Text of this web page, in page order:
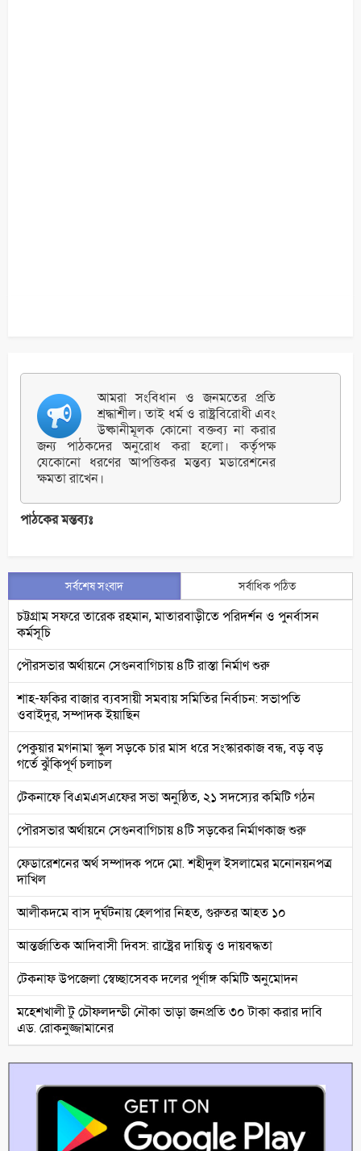
আমরা সংবিধান ও জনমতের প্রতি
শ্রদ্ধাশীল। তাই ধর্ম ও রাষ্ট্রবিরোধী এবং
উষ্কানীমূলক কোনো বক্তব্য না করার
জন্য পাঠকদের অনুরোধ করা হলো। কর্তৃপক্ষ
যেকোনো ধরণের আপত্তিকর মন্তব্য মডারেশনের
ক্ষমতা রাখেন।
পাঠকের মন্তব্যঃ
সর্বশেষ সংবাদ সর্বাধিক পঠিত
চট্টগ্রাম সফরে তারেক রহমান, মাতারবাড়ীতে পরিদর্শন ও পুনর্বাসন
কর্মসূচি
পৌরসভার অর্থায়নে সেগুনবাগিচায় ৪টি রাস্তা নির্মাণ শুরু
শাহ-ফকির বাজার ব্যবসায়ী সমবায় সমিতির নির্বাচন: সভাপতি
ওবাইদুর, সম্পাদক ইয়াছিন
পেকুয়ার মগনামা স্কুল সড়কে চার মাস ধরে সংস্কারকাজ বন্ধ, বড় বড়
গর্তে ঝুঁকিপূর্ণ চলাচল
টেকনাফে বিএমএসএফের সভা অনুষ্ঠিত, ২১ সদস্যের কমিটি গঠন
পৌরসভার অর্থায়নে সেগুনবাগিচায় ৪টি সড়কের নির্মাণকাজ শুরু
ফেডারেশনের অর্থ সম্পাদক পদে মো. শহীদুল ইসলামের মনোনয়নপত্র
দাখিল
আলীকদমে বাস দুর্ঘটনায় হেলপার নিহত, গুরুতর আহত ১০
আন্তর্জাতিক আদিবাসী দিবস: রাষ্ট্রের দায়িত্ব ও দায়বদ্ধতা
টেকনাফ উপজেলা স্বেচ্ছাসেবক দলের পূর্ণাঙ্গ কমিটি অনুমোদন
মহেশখালী টু চৌফলদন্ডী নৌকা ভাড়া জনপ্রতি ৩০ টাকা করার দাবি
এড. রোকনুজ্জামানের